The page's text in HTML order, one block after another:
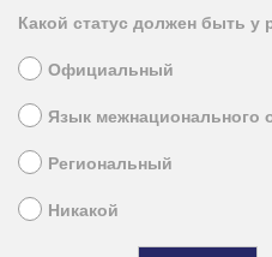
Какой статус должен быть у
Официальный
Язык межнационального
Региональный
Никакой